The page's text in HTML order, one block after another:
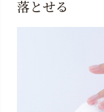
落とせる